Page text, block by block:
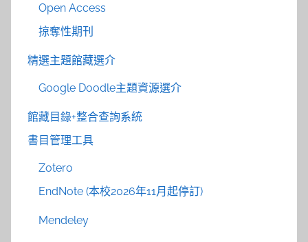
Open Access
掠奪性期刊
精選主題館藏選介
Google Doodle主題資源選介
館藏目錄+整合查詢系統
書目管理工具
Zotero
EndNote (本校2026年11月起停訂)
Mendeley